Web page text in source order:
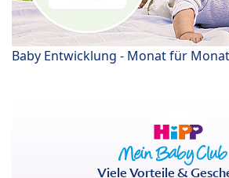
Baby Entwicklung - Monat für Monat
Viele Vorteile &